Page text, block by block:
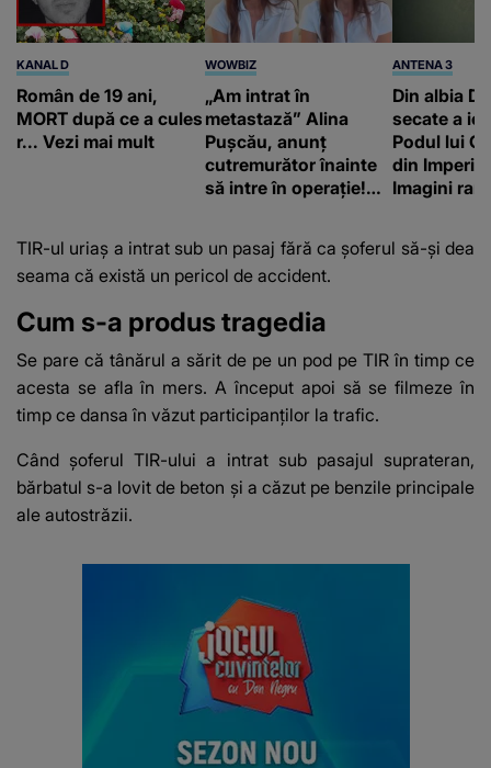
KANAL D
Român de 19 ani,
MORT după ce a cules
r... Vezi mai mult
WOWBIZ
„Am intrat în
metastază” Alina
Pușcău, anunț
cutremurător înainte
să intre în operație!
fanilor
ANTENA 3
Din albia
secate a
Podul lui
din
Imagini
TIR-ul uriaș a intrat sub un pasaj fără ca șoferul să-și dea
seama că există un pericol de accident.
Cum s-a produs tragedia
Se pare că tânărul a sărit de pe un pod pe TIR în timp ce
acesta se afla în mers. A început apoi să se filmeze în
timp ce dansa în văzut participanților la trafic.
Când șoferul TIR-ului a intrat sub pasajul suprateran,
bărbatul s-a lovit de beton și a căzut pe benzile principale
ale autostrăzii.